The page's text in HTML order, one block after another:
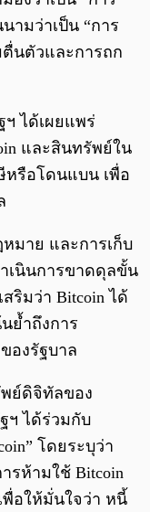
ามว่าเป็น “การ
ตื่นตัวและการถก
ฯ ได้เผยแพร่
และสินทรัพย์ใน
หรือโดนแบน เพื่อ
มาย และการเก็บ
เนินการขาดดุลขั้น
ริมว่า Bitcoin ได้
ย้ำถึงการ
องรัฐบาล
ย์ดิจิทัลของ
ฯ ได้ร่วมกับ
โดยระบุว่า
รห้ามใช้ Bitcoin
พื่อให้มั่นใจว่า หนี้